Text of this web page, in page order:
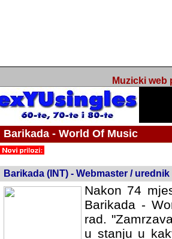
Muzicki web
Barikada - World Of Music
Barikada (INT) - Webmaster / urednik
Nakon 74
Barikada -
rad.
u stanju u